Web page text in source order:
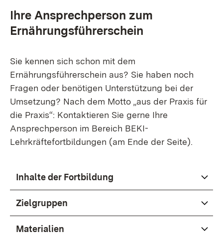
Ihre Ansprechperson zum
Ernährungsführerschein
Sie kennen sich schon mit dem
Ernährungsführerschein aus? Sie haben noch
Fragen oder benötigen Unterstützung bei der
Umsetzung? Nach dem Motto „aus der Praxis für
die Praxis“: Kontaktieren Sie gerne Ihre
Ansprechperson im Bereich BEKI-
Lehrkräftefortbildungen (am Ende der Seite).
Inhalte der Fortbildung
Zielgruppen
Materialien